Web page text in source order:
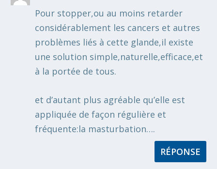
Pour stopper,ou au moins retarder
considérablement les cancers et autres
problèmes liés à cette glande,il existe
une solution simple,naturelle,efficace,et
à la portée de tous.
et d’autant plus agréable qu’elle est
appliquée de façon régulière et
fréquente:la masturbation….
RÉPONSE